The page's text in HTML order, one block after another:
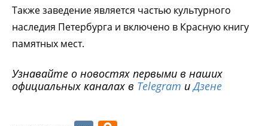
Также заведение является частью культурного
наследия Петербурга и включено в Красную книгу
памятных мест.
Узнавайте о новостях первыми в наших
официальных каналах в Telegram иДзене